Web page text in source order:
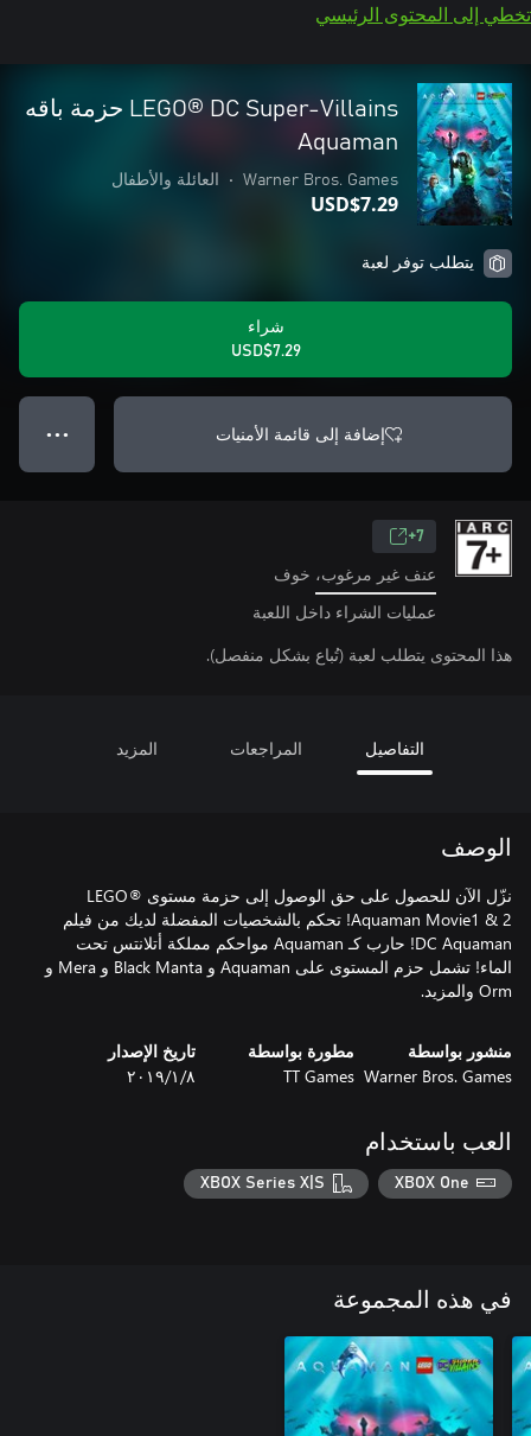
تخطي إلى المحتوى الرئيسي
LEGO® DC Super-Villains حزمة باقه
Aquaman
Warner Bros. Games
• العائلة والأطفال
USD$7.29
يتطلب توفر لعبة
شراء
USD$7.29
إضافة إلى قائمة الأمنيات ● ● ●
7+
عنف غير مرغوب، خوف
عمليات الشراء داخل اللعبة
هذا المحتوى يتطلب لعبة (تُباع بشكل منفصل).
التفاصيل المراجعات المزيد
الوصف
نزّل الآن للحصول على حق الوصول إلى حزمة مستوى LEGO®
Aquaman Movie1 & 2! تحكم بالشخصيات المفضلة لديك من فيلم
DC Aquaman! حارب كـ Aquaman مواحكم مملكة أتلانتس تحت
الماء! تشمل حزم المستوى على Aquaman و Black Manta و Mera و
Orm والمزيد.
منشور بواسطة
Warner Bros. Games
مطورة بواسطة
TT Games
تاريخ الإصدار
٨‏/١‏/٢٠١٩
العب باستخدام
XBOX One
XBOX Series X|S
في هذه المجموعة